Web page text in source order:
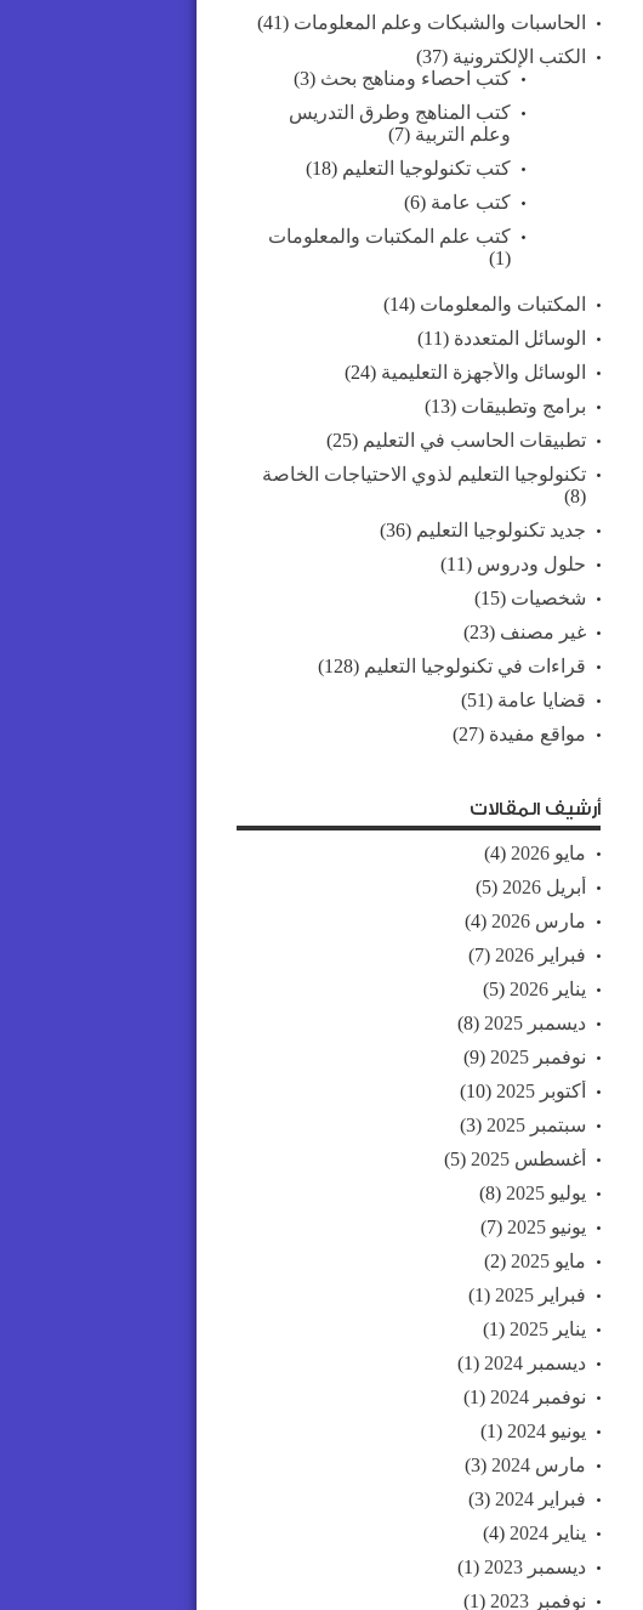
الحاسبات والشبكات وعلم المعلومات (41)
الكتب الإلكترونية (37)
كتب احصاء ومناهج بحث (3)
كتب المناهج وطرق التدريس
وعلم التربية (7)
كتب تكنولوجيا التعليم (18)
كتب عامة (6)
كتب علم المكتبات والمعلومات
(1)
المكتبات والمعلومات (14)
الوسائل المتعددة (11)
الوسائل والأجهزة التعليمية (24)
برامج وتطبيقات (13)
تطبيقات الحاسب في التعليم (25)
تكنولوجيا التعليم لذوي الاحتياجات الخاصة
(8)
جديد تكنولوجيا التعليم (36)
حلول ودروس (11)
شخصيات (15)
غير مصنف (23)
قراءات في تكنولوجيا التعليم (128)
قضايا عامة (51)
مواقع مفيدة (27)
أرشيف المقالات
مايو 2026
(4)
أبريل 2026
(5)
مارس 2026
(4)
فبراير 2026
(7)
يناير 2026
(5)
ديسمبر 2025
(8)
نوفمبر 2025
(9)
أكتوبر 2025
(10)
سبتمبر 2025
(3)
أغسطس 2025
(5)
يوليو 2025
(8)
يونيو 2025
(7)
مايو 2025
(2)
فبراير 2025
(1)
يناير 2025
(1)
ديسمبر 2024
(1)
نوفمبر 2024
(1)
يونيو 2024
(1)
مارس 2024
(3)
فبراير 2024
(3)
يناير 2024
(4)
ديسمبر 2023
(1)
نوفمبر 2023
(1)